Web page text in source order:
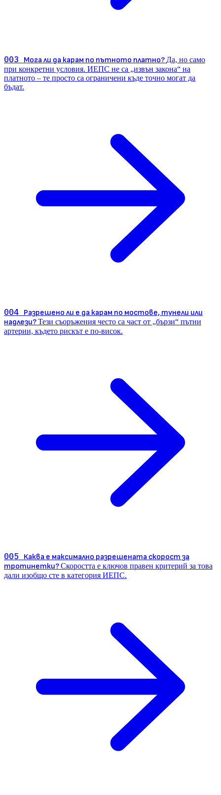
003 Мога ли да карам по пътното платно? Да, но само
при конкретни условия. ИЕПС не са „извън закона“ на
платното – те просто са ограничени къде точно могат да
бъдат.
004 Разрешено ли е да карам по мостове, тунели или
надлези?Тези съоръжения често са част от „бързи“ пътни
артерии, където рискът е по-висок.
005 Каква е максимално разрешената скорост за
тротинетки?Скоростта е ключов правен критерий за това
дали изобщо сте в категория ИЕПС.